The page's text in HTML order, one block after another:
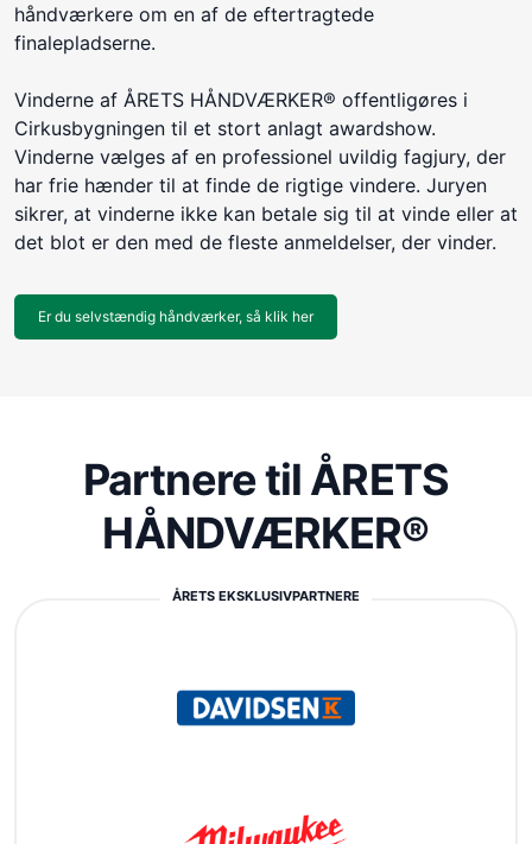
håndværkere om en af de eftertragtede
finalepladserne.
Vinderne af ÅRETS HÅNDVÆRKER® offentligøres i
Cirkusbygningen til et stort anlagt awardshow.
Vinderne vælges af en professionel uvildig fagjury, der
har frie hænder til at finde de rigtige vindere. Juryen
sikrer, at vinderne ikke kan betale sig til at vinde eller at
det blot er den med de fleste anmeldelser, der vinder.
Er du selvstændig håndværker, så klik her
Partnere til ÅRETS
HÅNDVÆRKER®
ÅRETS EKSKLUSIVPARTNERE